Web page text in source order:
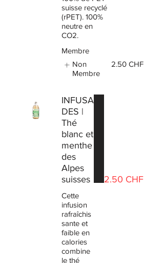
suisse recyclé
(rPET). 100%
neutre en
CO2.
Membre
Non
Membre
2.50 CHF
INFUSA
DES |
Thé
blanc et
menthe
des
Alpes
suisses
Cette
infusion
rafraîchis
sante et
faible en
calories
combine
le thé
2.50 CHF